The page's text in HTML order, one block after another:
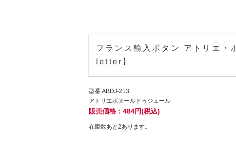
フランス輸入ボタン アトリエ・
letter】
型番:ABDJ-213
アトリエボヌールドゥジュール
販売価格：484円(税込)
在庫数あと2あります。